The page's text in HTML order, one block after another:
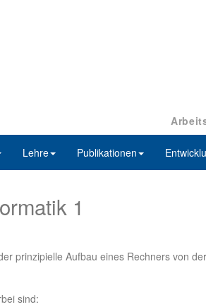
Lehre Publikationen
1
prinzipielle Aufbau eines Rechners von
sind: